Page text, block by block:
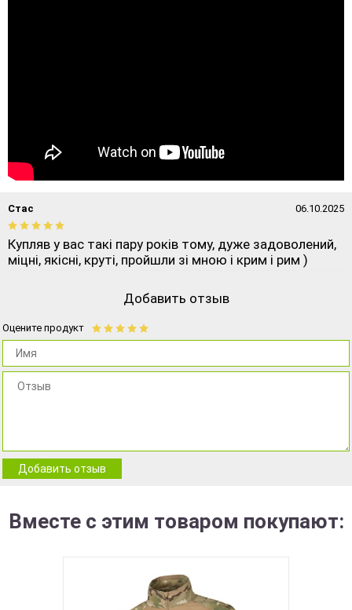
Стас 06.10.2025
Купляв у вас такі пару років тому, дуже задоволений,
міцні, якісні, круті, пройшли зі мною і крим і рим )
Добавить отзыв
Оцените продукт
Добавить отзыв
Вместе с этим товаром покупают: